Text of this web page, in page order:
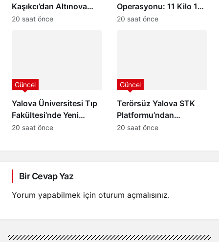
Kaşıkcı’dan Altınova
Kaymakamı Göksu
20 saat önce
Operasyonu: 11 Kilo 185
Gram Uyuşturucu Ele
20 saat önce
Yalova Üniversitesi Tıp
Fakültesi’nde Yeni
Dönem Başlıyor:
Güncel
20 saat önce
Terörsüz Yalova STK
Platformu’ndan
“Terörsüz Türkiye”
Güncel
20 saat önce
Bir Cevap Yaz
Yorum yapabilmek için oturum açmalısınız.